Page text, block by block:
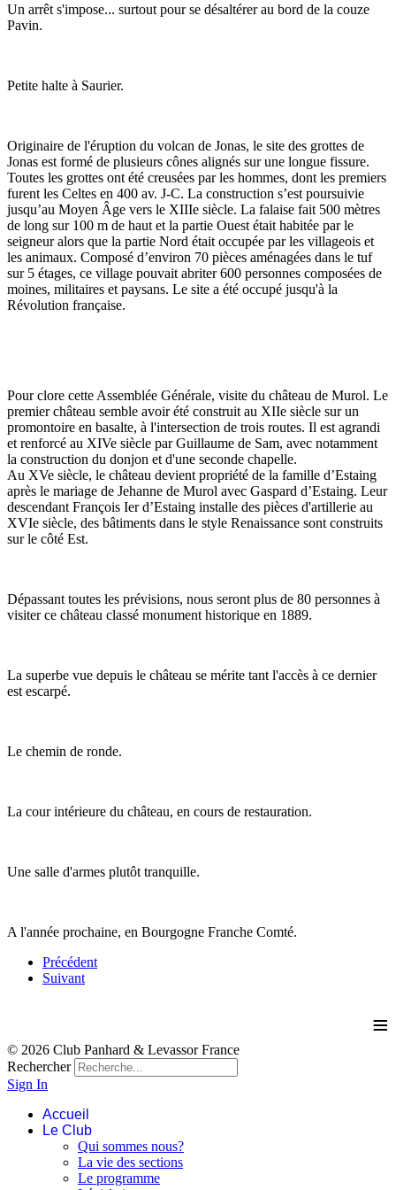
Un arrêt s'impose... surtout pour se désaltérer au bord de la couze
Pavin.
Petite halte à Saurier.
Originaire de l'éruption du volcan de Jonas, le site des grottes de
Jonas est formé de plusieurs cônes alignés sur une longue fissure.
Toutes les grottes ont été creusées par les hommes, dont les premiers
furent les Celtes en 400 av. J-C. La construction s’est poursuivie
jusqu’au Moyen Âge vers le XIIIe siècle. La falaise fait 500 mètres
de long sur 100 m de haut et la partie Ouest était habitée par le
seigneur alors que la partie Nord était occupée par les villageois et
les animaux. Composé d’environ 70 pièces aménagées dans le tuf
sur 5 étages, ce village pouvait abriter 600 personnes composées de
moines, militaires et paysans. Le site a été occupé jusqu'à la
Révolution française.
Pour clore cette Assemblée Générale, visite du château de Murol. Le
premier château semble avoir été construit au XIIe siècle sur un
promontoire en basalte, à l'intersection de trois routes. Il est agrandi
et renforcé au XIVe siècle par Guillaume de Sam, avec notamment
la construction du donjon et d'une seconde chapelle.
Au XVe siècle, le château devient propriété de la famille d’Estaing
après le mariage de Jehanne de Murol avec Gaspard d’Estaing. Leur
descendant François Ier d’Estaing installe des pièces d'artillerie au
XVIe siècle, des bâtiments dans le style Renaissance sont construits
sur le côté Est.
Dépassant toutes les prévisions, nous seront plus de 80 personnes à
visiter ce château classé monument historique en 1889.
La superbe vue depuis le château se mérite tant l'accès à ce dernier
est escarpé.
Le chemin de ronde.
La cour intérieure du château, en cours de restauration.
Une salle d'armes plutôt tranquille.
A l'année prochaine, en Bourgogne Franche Comté.
Précédent
Suivant
≡
© 2026 Club Panhard & Levassor France
Rechercher
Sign In
Accueil
Le Club
Qui sommes nous?
La vie des sections
Le programme